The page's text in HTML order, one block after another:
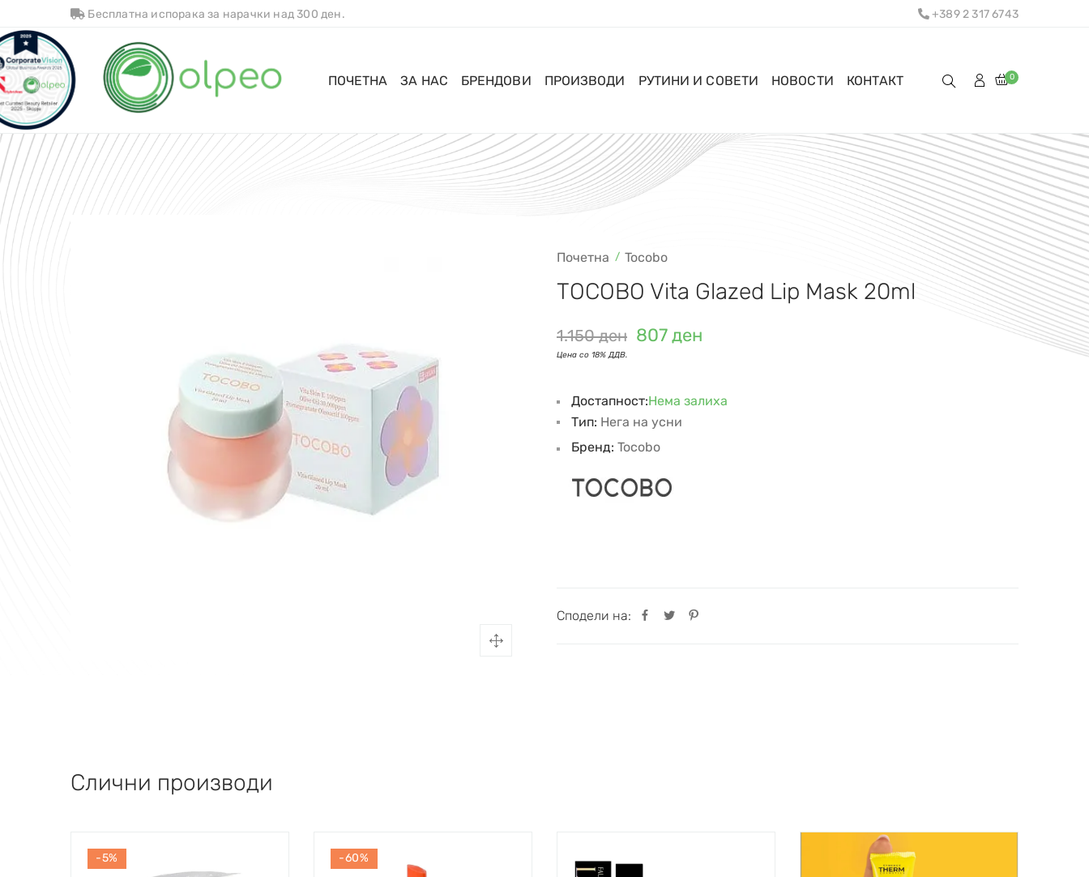
Бесплатна испорака за нарачки над 300 ден. +389 2 317 6743
ПОЧЕТНА ЗА НАС БРЕНДОВИ ПРОИЗВОДИ РУТИНИ И СОВЕТИ НОВОСТИ КОНТАКТ 0
Почетна Tocobo
TOCOBO Vita Glazed Lip Mask 20ml
1.150ден 807ден
Достапност:Нема залиха
Сподели на:
Тип: Нега на усни
Бренд: Tocobo
Слични производи
-5% -60%